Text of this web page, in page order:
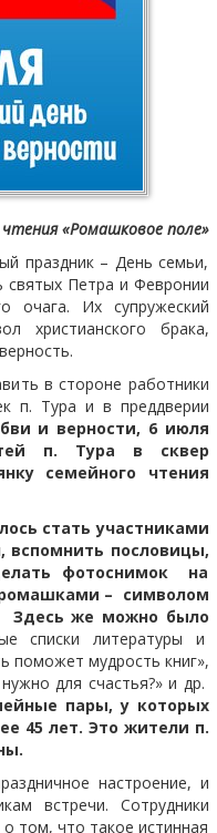
«Ромашковое поле»
праздник – День семьи,
святых Петра и Февронии
очага. Их супружеский
христианского брака,
в стороне работники
п. Тура и в преддверии
и верности, 6 июля
п. Тура в сквер
семейного чтения
стать участниками
вспомнить пословицы,
фотоснимок на
– символом
Здесь же можно было
списки литературы и
поможет мудрость книг»,
для счастья?» и др.
пары, у которых
45 лет. Это жители п.
настроение, и
встречи. Сотрудники
том, что такое истинная